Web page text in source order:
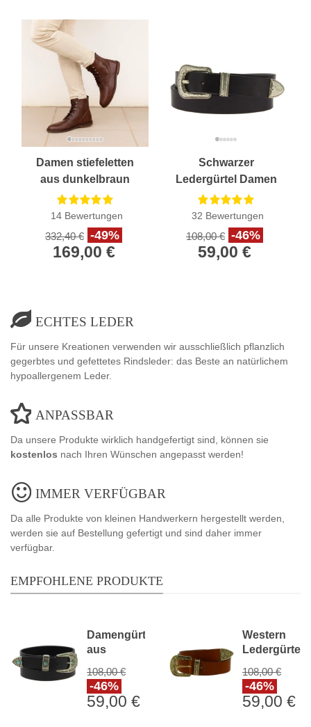
Damen stiefeletten
aus dunkelbraun
Leder Handgefertigt in
Italien
14Bewertungen
332,40 € -49%
169,00 €
Schwarzer
Ledergürtel Damen
mit gravierter
Metallschnalle und
Spitze
32 Bewertungen
108,00 € -46%
59,00 €
ECHTES LEDER
Für unsere Kreationen verwenden wir ausschließlich pflanzlich
gegerbtes und gefettetes Rindsleder: das Beste an natürlichem
hypoallergenem Leder.
ANPASSBAR
Da unsere Produkte wirklich handgefertigt sind, können sie
kostenlos nach Ihren Wünschen angepasst werden!
IMMER VERFÜGBAR
Da alle Produkte von kleinen Handwerkern hergestellt werden,
werden sie auf Bestellung gefertigt und sind daher immer
verfügbar.
EMPFOHLENE PRODUKTE
Damengürtel
aus
Kalbsleder...
108,00 €
-46%
59,00 €
Western
Ledergürtel
108,00 €
-46%
59,00 €